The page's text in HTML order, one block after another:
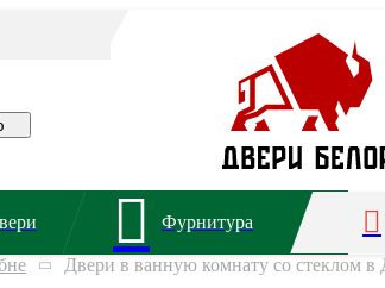
Фурнитура
Двери в ванную комнату со стеклом в